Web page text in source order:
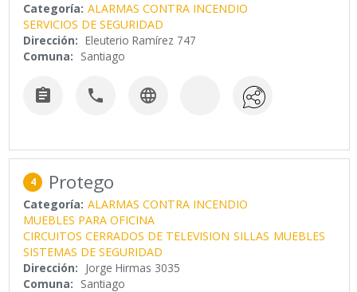
Categoría: ALARMAS CONTRA INCENDIO
SERVICIOS DE SEGURIDAD
Dirección: Eleuterio Ramírez 747
Comuna: Santiago
  
4 Protego
Categoría: ALARMAS CONTRA INCENDIO
MUEBLES PARA OFICINA
CIRCUITOS CERRADOS DE TELEVISION SILLAS MUEBLES
SISTEMAS DE SEGURIDAD
Dirección: Jorge Hirmas 3035
Comuna: Santiago